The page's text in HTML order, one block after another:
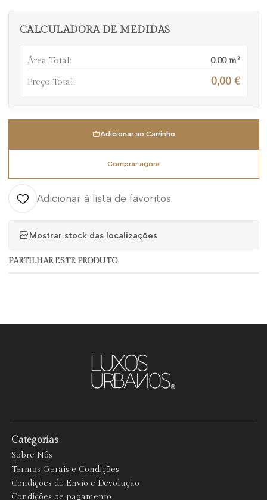
CALCULADORA DE MEDIDAS
Área Total: 0.00m²
Preço Total:
0,00 €
Adicionar ao Carrinho
Comprar agora
Adicionar à lista de favoritos
Mostrar stock das localizações
PARTILHAR ESTE PRODUTO
Categorias
Sobre Nós
Termos Gerais e Condições
Condições de Envio e Devolução
Condições de pagamento